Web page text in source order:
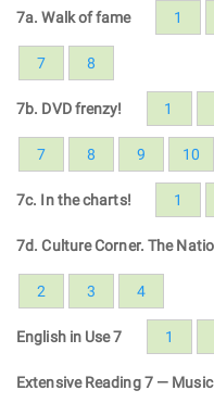
7a. Walk of fame 1
7 8
7b. DVD frenzy! 1
7 8 9 10
7c. In the charts! 1
7d. Culture Corner. The
2 3 4
English in Use 7 1
Extensive Reading 7 — Music